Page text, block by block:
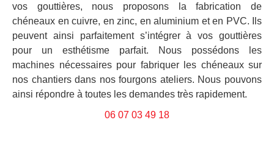
vos gouttières, nous proposons la fabrication de
chéneaux en cuivre, en zinc, en aluminium et en PVC. Ils
peuvent ainsi parfaitement s’intégrer à vos gouttières
pour un esthétisme parfait. Nous possédons les
machines nécessaires pour fabriquer les chéneaux sur
nos chantiers dans nos fourgons ateliers. Nous pouvons
ainsi répondre à toutes les demandes très rapidement.
06 07 03 49 18